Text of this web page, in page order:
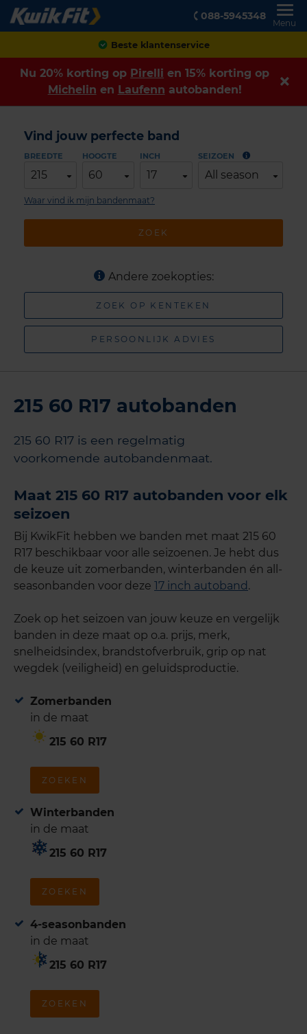
088-5945348
Menu
Achteraf betalen
Nu 20% korting op Pirelli en 15% korting op
Michelin en Laufenn autobanden!
Vind jouw perfecte band
BREEDTE
215
HOOGTE
60
INCH
17
SEIZOEN
All season
ZOEK
Waar vind ik mijn bandenmaat?
Andere zoekopties:
ZOEK OP KENTEKEN
PERSOONLIJK ADVIES
215 60 R17 autobanden
215 60 R17 is een regelmatig
voorkomende autobandenmaat.
Maat 215 60 R17 autobanden voor elk
seizoen
Bij KwikFit hebben we banden met maat 215 60
R17 beschikbaar voor alle seizoenen. Je hebt dus
de keuze uit zomerbanden, winterbanden én all-
seasonbanden voor deze 17 inch autoband .
Zoek op het seizoen van jouw keuze en vergelijk
banden in deze maat op o.a. prijs, merk,
snelheidsindex, brandstofverbruik, grip op nat
wegdek (veiligheid) en geluidsproductie.
Zomerbanden
in de maat
215 60 R17
ZOEKEN
Winterbanden
in de maat
215 60 R17
ZOEKEN
4-seasonbanden
in de maat
215 60 R17
ZOEKEN